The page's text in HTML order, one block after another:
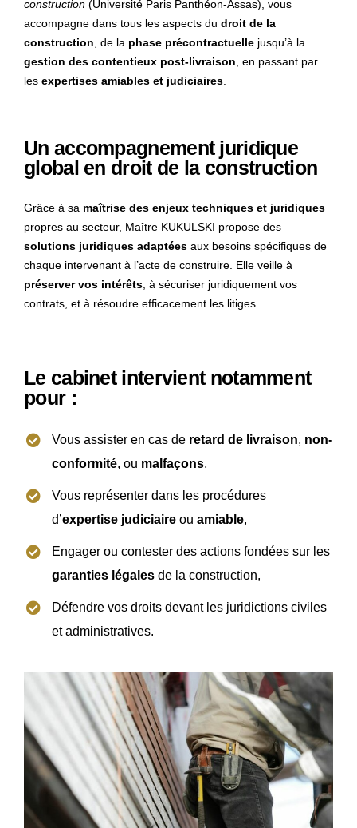
construction (Université Paris Panthéon-Assas), vous
accompagne dans tous les aspects du droit de la
construction , de la phase précontractuelle jusqu’à la
gestion des contentieux post-livraison , en passant par
les expertises amiables et judiciaires
Un accompagnement juridique
global en droit de la construction
Grâce à sa maîtrise des enjeux techniques et juridiques
propres au secteur, Maître KUKULSKI propose des
solutions juridiques adaptées aux besoins spécifiques de
chaque intervenant à l’acte de construire. Elle veille à
préserver vos intérêts , à sécuriser juridiquement vos
contrats, et à résoudre efficacement les litiges.
Le cabinet intervient notamment
pour :
Vous assister en cas de retard de livraison, non-
conformité, ou malfaçons,
Vous représenter dans les procédures
d’expertise judiciaire ou amiable,
Engager ou contester des actions fondées sur les
garanties légales de la construction,
Défendre vos droits devant les juridictions civiles
et administratives.